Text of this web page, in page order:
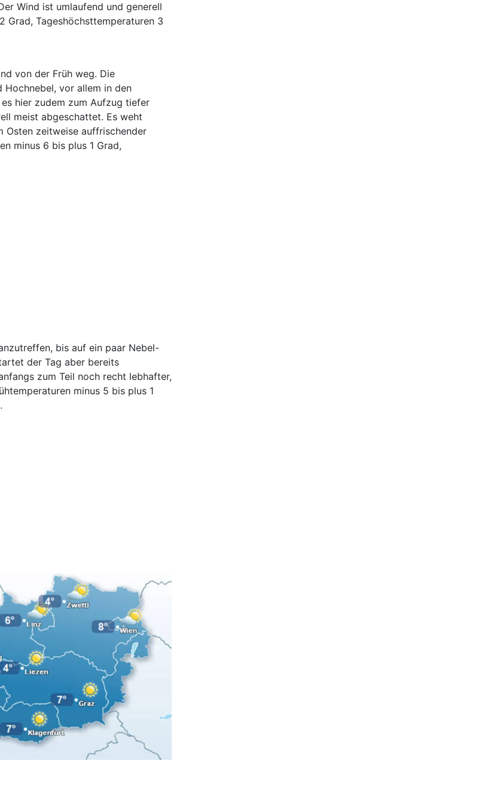
Wind ist umlaufend und generell
Grad, Tageshöchsttemperaturen 3
von der Früh weg. Die
Hochnebel, vor allem in den
hier zudem zum Aufzug tiefer
meist abgeschattet. Es weht
Osten zeitweise auffrischender
minus 6 bis plus 1 Grad,
bis auf ein paar Nebel-
der Tag aber bereits
zum Teil noch recht lebhafter,
minus 5 bis plus 1